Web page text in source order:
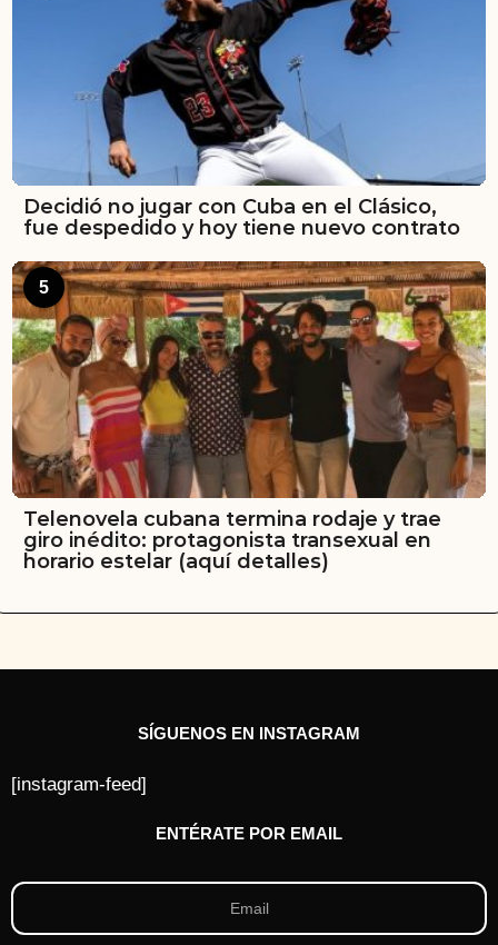
Decidió no jugar con Cuba en el Clásico,
fue despedido y hoy tiene nuevo contrato
5
Telenovela cubana termina rodaje y trae
giro inédito: protagonista transexual en
horario estelar (aquí detalles)
SÍGUENOS EN INSTAGRAM
[instagram-feed]
ENTÉRATE POR EMAIL